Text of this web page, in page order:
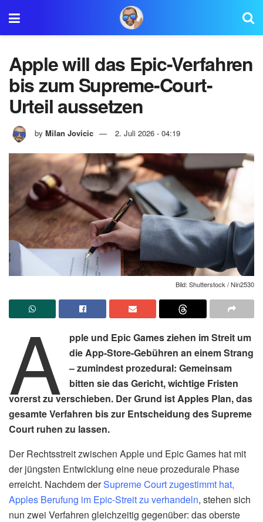
Apple will das Epic-Verfahren
bis zum Supreme-Court-
Urteil aussetzen
by Milan Jovicic 2. Juli 2026 - 04:19
Bild: Shutterstock / Nin2530
A
pple und Epic Games ziehen im Streit um
die App-Store-Gebühren an einem Strang
– zumindest prozedural: Gemeinsam
bitten sie das Gericht, wichtige Fristen
vorerst zu verschieben. Der Grund ist Apples Plan, das
gesamte Verfahren bis zur Entscheidung des Supreme
Court ruhen zu lassen.
Der Rechtsstreit zwischen Apple und Epic Games hat mit
der jüngsten Entwicklung eine neue prozedurale Phase
erreicht. Nachdem derSupreme Court zugestimmt hat,
Apples Berufung im Epic-Streit zu verhandeln, stehen sich
nun zwei Verfahren gleichzeitig gegenüber: das oberste